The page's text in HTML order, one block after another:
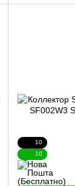
10
10